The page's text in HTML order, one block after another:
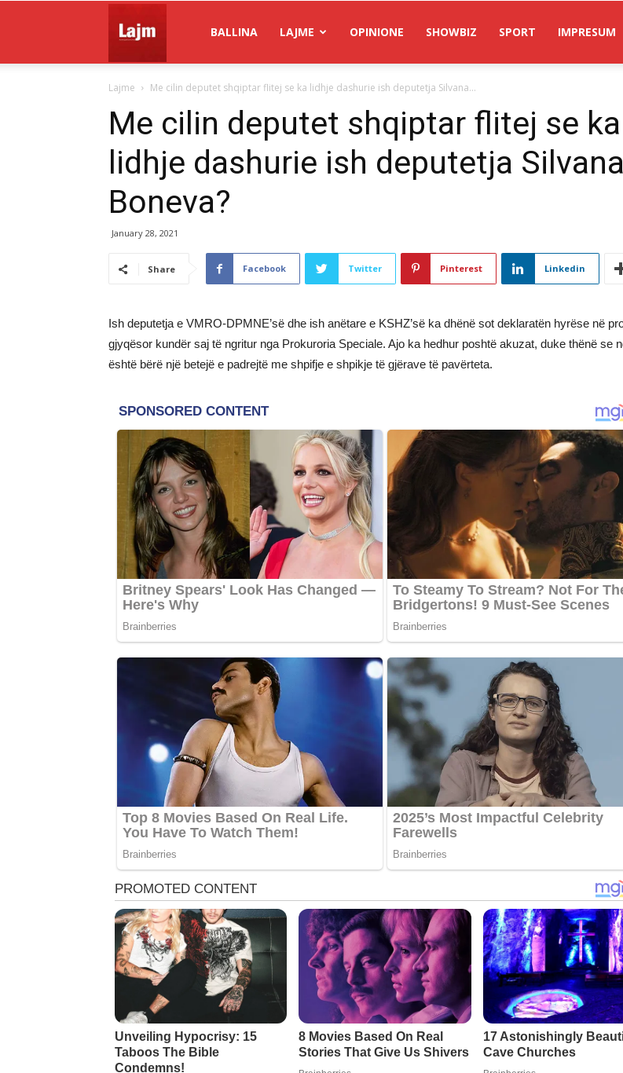
Lajm
BALLINA LAJME OPINIONE SHOWBIZ SPORT IMPRESUM
Lajme Me cilin deputet shqiptar flitej se ka lidhje dashurie ish deputetja Silvana...
Me cilin deputet shqiptar flitej se ka
lidhje dashurie ish deputetja Silvana
Boneva?
January 28, 2021
Share Facebook Twitter Pinterest Linkedin
Ish deputetja e VMRO-DPMNE’së dhe ish anëtare e KSHZ’së ka dhënë sot deklaratën hyrëse në
gjyqësor kundër saj të ngritur nga Prokuroria Speciale. Ajo ka hedhur poshtë akuzat, duke thënë se
është bërë një betejë e padrejtë me shpifje e shpikje të gjërave të pavërteta.